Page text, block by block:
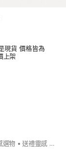
現貨 價格皆為
上架
女生喜歡の這裡都有🧚‍♀️🎀 專櫃美妝 • 質感選物 • 送禮靈感 • 精緻日常 • 生活儀式感 ꒰ 新品速報・每月固定日韓連線 ꒱ ꒰ 更多 Adidas & MLB 品牌選物陸續加入 ꒱ ⟢ IG | @blanc_select ⟢ 官方LINE | @957derxt #專櫃美妝 #美妝代購 #飾品代購 #迪奧 #Dior #香奈兒 #Chanel #YSL #MAC #韓國代購 #日本代購 #歐美代購 #香港代購 #施華洛世奇 #潘朵拉 #APM #西太后 #Coach #小CK #愛迪達 #Adidas #MLB #Jellycat #星巴克